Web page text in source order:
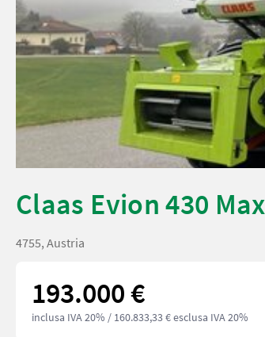
Claas Evion 430
4755, Austria
193.000 €
inclusa IVA 20% / 160.833,33 € esclusa IVA 20%